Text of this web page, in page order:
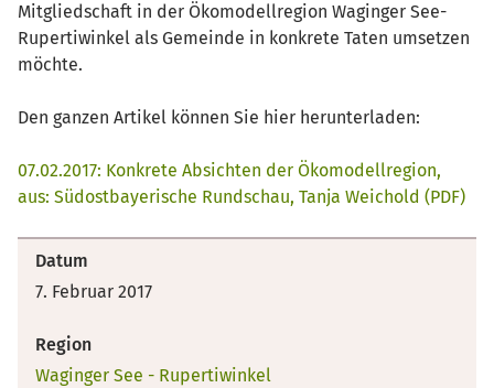
Mitgliedschaft in der Ökomodellregion Waginger See-
Rupertiwinkel als Gemeinde in konkrete Taten umsetzen
möchte.
Den ganzen Artikel können Sie hier herunterladen:
07.02.2017: Konkrete Absichten der Ökomodellregion,
aus: Südostbayerische Rundschau, Tanja Weichold (PDF)
Datum
7. Februar 2017
Region
Waginger See - Rupertiwinkel